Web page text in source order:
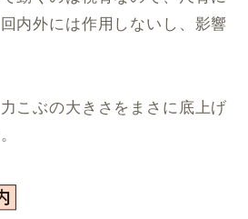
内外には作用しないし、影響
こぶの大きさをまさに底上げ